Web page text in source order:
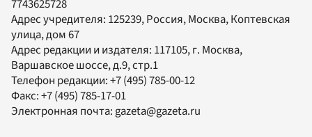
7743625728
Адрес учредителя: 125239, Россия, Москва, Коптевская
улица, дом 67
Адрес редакции и издателя: 117105, г. Москва,
Варшавское шоссе, д.9, стр.1
Телефон редакции:+7 (495) 785-00-12
Факс:+7 (495) 785-17-01
Электронная почта:gazeta@gazeta.ru